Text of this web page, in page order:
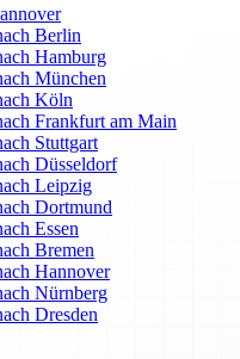
Berlin
Hamburg
München
Köln
Frankfurt am Main
Stuttgart
Düsseldorf
Leipzig
Dortmund
Essen
Bremen
Hannover
Nürnberg
Dresden